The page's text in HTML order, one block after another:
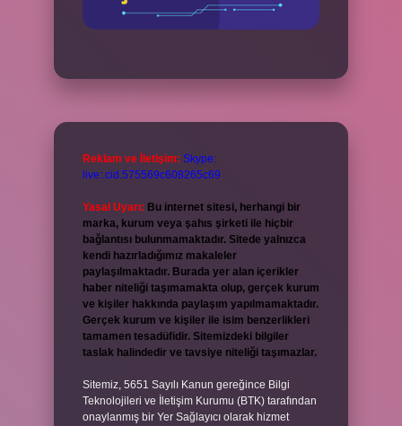
Reklam ve İletişim: Skype:
live:.cid.575569c608265c69
Yasal Uyarı: Bu internet sitesi, herhangi bir
marka, kurum veya şahıs şirketi ile hiçbir
bağlantısı bulunmamaktadır. Sitede yalnızca
kendi hazırladığımız makaleler
paylaşılmaktadır. Burada yer alan içerikler
haber niteliği taşımamakta olup, gerçek kurum
ve kişiler hakkında paylaşım yapılmamaktadır.
Gerçek kurum ve kişiler ile isim benzerlikleri
tamamen tesadüfidir. Sitemizdeki bilgiler
taslak halindedir ve tavsiye niteliği taşımazlar.
Sitemiz, 5651 Sayılı Kanun gereğince Bilgi
Teknolojileri ve İletişim Kurumu (BTK) tarafından
onaylanmış bir Yer Sağlayıcı olarak hizmet